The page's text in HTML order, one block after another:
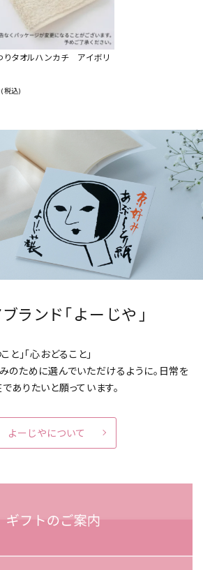
りタオルハンカチ アイボリ
(税込)
ランド「よーじや」
と」「心おどること」
のために選んでいただけるように。 日常を
ありたいと願っています。
よーじやについて